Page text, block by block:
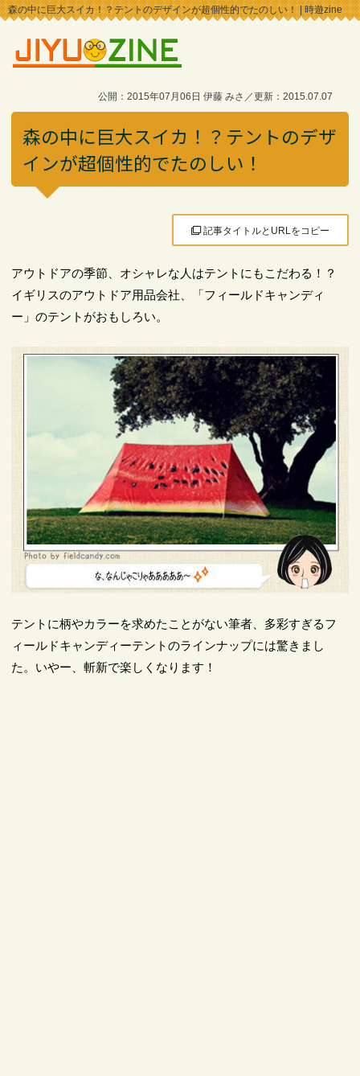
森の中に巨大スイカ！？テントのデザインが超個性的でたのしい！ | 時遊zine
公開：2015年07月06日 伊藤 みさ／更新：2015.07.07
森の中に巨大スイカ！？テントのデザ
インが超個性的でたのしい！
記事タイトルとURLをコピー
アウトドアの季節、オシャレな人はテントにもこだわる！？
イギリスのアウトドア用品会社、「フィールドキャンディ
ー」のテントがおもしろい。
テントに柄やカラーを求めたことがない筆者、多彩すぎるフ
ィールドキャンディーテントのラインナップには驚きまし
た。いやー、斬新で楽しくなります！